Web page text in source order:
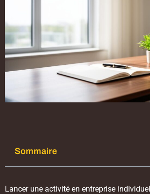
Sommaire
Lancer une activité en entreprise